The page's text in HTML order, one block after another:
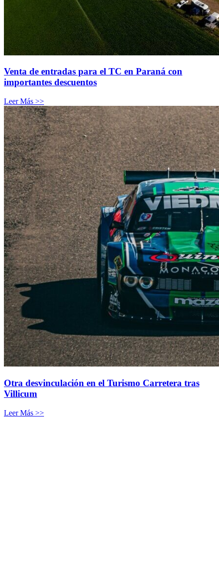
Venta de entradas para el TC en Paraná con
importantes descuentos
Leer Más >>
Otra desvinculación en el Turismo Carretera tras
Villicum
Leer Más >>